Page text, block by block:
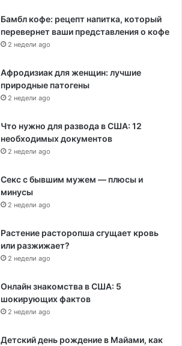
Бамбл кофе: рецепт напитка, который
перевернет ваши представления о кофе
2 недели ago
Афродизиак для женщин: лучшие
природные патогены
2 недели ago
Что нужно для развода в США: 12
необходимых документов
2 недели ago
Секс с бывшим мужем — плюсы и
минусы
2 недели ago
Растение расторопша сгущает кровь
или разжижает?
2 недели ago
Онлайн знакомства в США: 5
шокирующих фактов
2 недели ago
Детский день рождение в Майами, как